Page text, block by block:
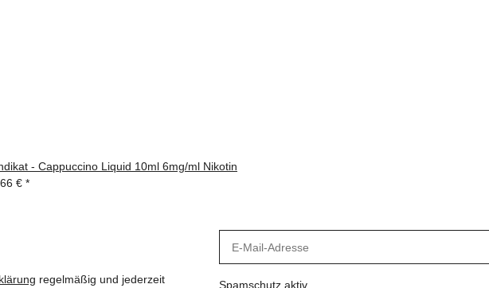
- Cappuccino Liquid 10ml 6mg/ml Nikotin
€ *
regelmäßig und jederzeit Spamschutz aktiv